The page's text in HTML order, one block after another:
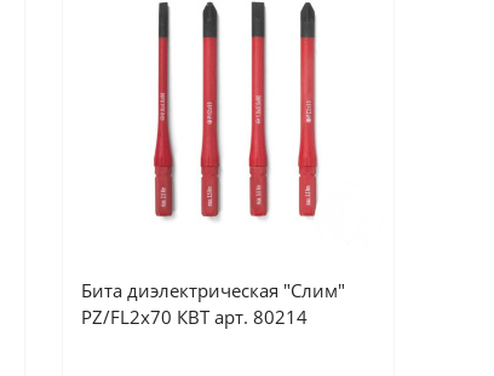
Бита диэлектрическая "Слим"
PZ/FL2х70 КВТ арт. 80214